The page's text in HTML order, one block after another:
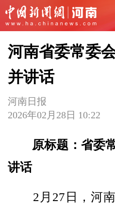
河南省委常委
并讲话
河南日报
2026年02月28日 10:22
原标题：省委
讲话
2月27日，河南